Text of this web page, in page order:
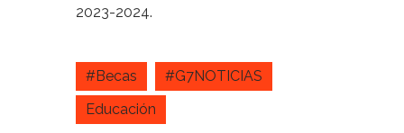
2023-2024.
#Becas
#G7NOTICIAS
Educación